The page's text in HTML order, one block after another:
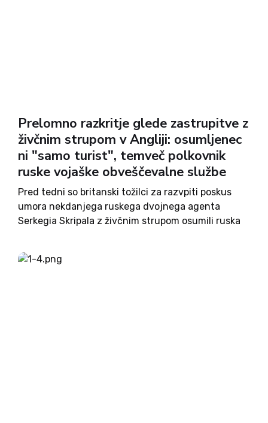
Prelomno razkritje glede zastrupitve z
živčnim strupom v Angliji: osumljenec
ni "samo turist", temveč polkovnik
ruske vojaške obveščevalne službe
Pred tedni so britanski tožilci za razvpiti poskus
umora nekdanjega ruskega dvojnega agenta
Serkegia Skripala z živčnim strupom osumili ruska
Boširova, ki sta se v času dejanja nahajala v
Salisburiyu. Ta sta se v intervjuju...